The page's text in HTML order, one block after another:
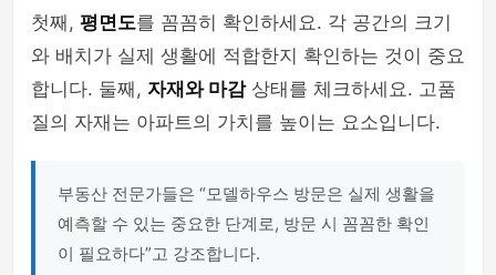
첫째, 평면도를 꼼꼼히 확인하세요. 각 공간의 크기
와 배치가 실제 생활에 적합한지 확인하는 것이 중요
합니다. 둘째, 자재와 마감상태를 체크하세요. 고품
질의 자재는 아파트의 가치를 높이는 요소입니다.
부동산 전문가들은 “모델하우스 방문은 실제 생활을
예측할 수 있는 중요한 단계로, 방문 시 꼼꼼한 확인
이 필요하다”고 강조합니다.